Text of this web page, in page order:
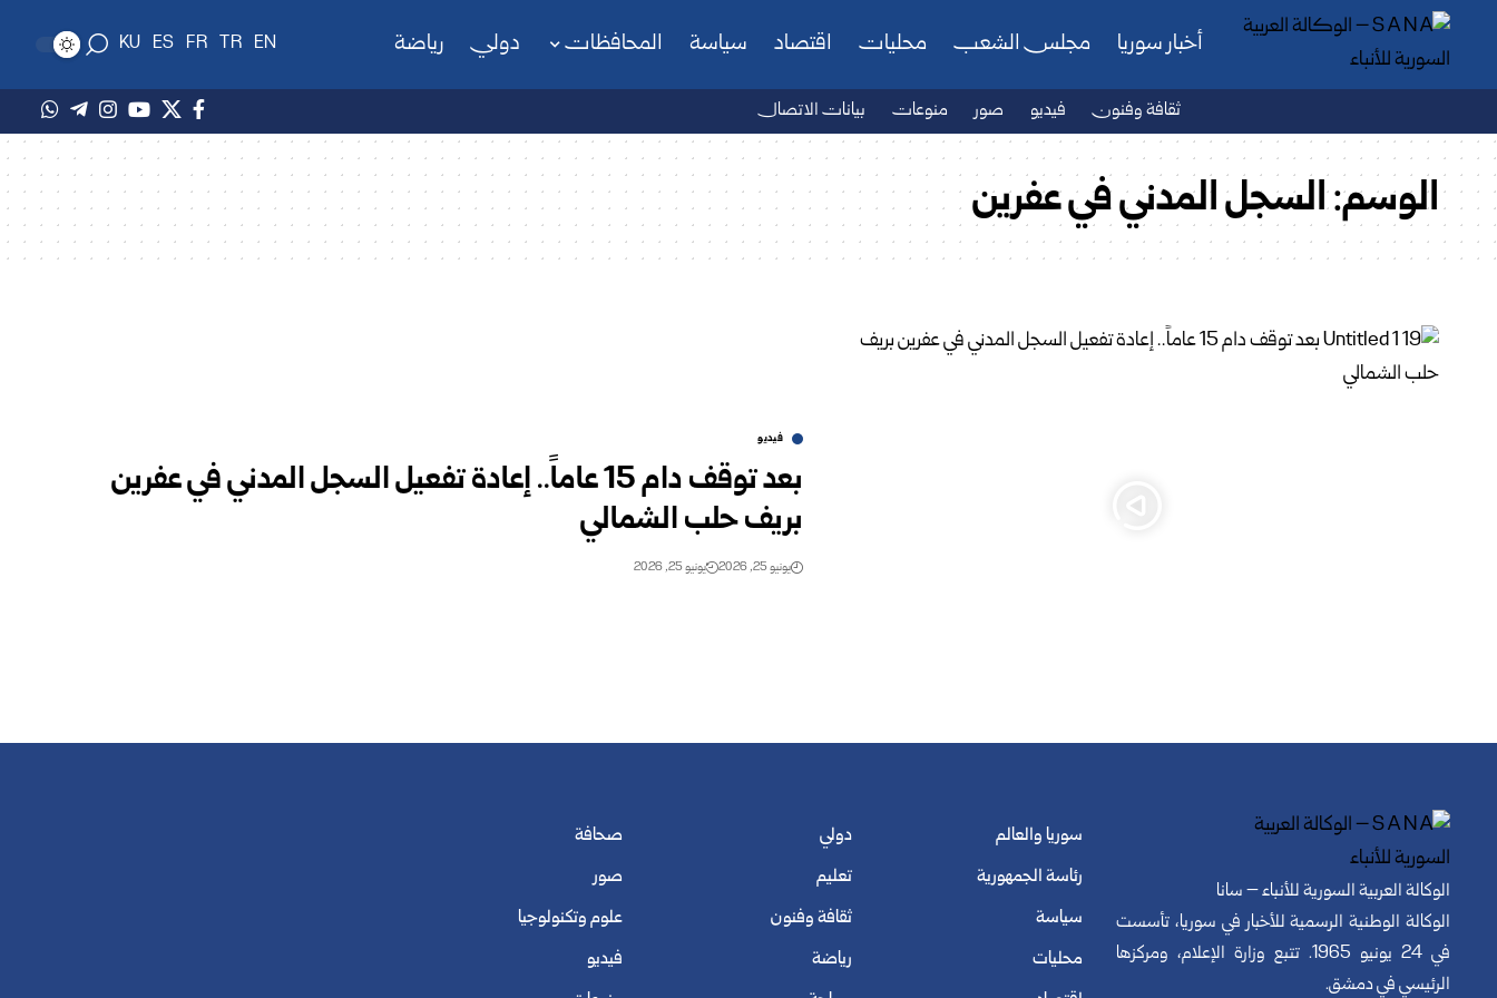
أخبار سوريا مجلس الشعب محليات اقتصاد سياسة المحافظات دولي رياضة EN
TR
FR
ES
KU
ثقافة وفنون فيديو صور منوعات بيانات الاتصال
الوسم:السجل المدني في عفرين
فيديو
بعد توقف دام 15 عاماً.. إعادة تفعيل السجل المدني في عفرين
بريف حلب الشمالي
يونيو 25, 2026 يونيو 25, 2026
الوكالة العربية السورية للأنباء – سانا
الوكالة الوطنية الرسمية للأخبار في سوريا، تأسست
في 24 يونيو 1965. تتبع وزارة الإعلام، ومركزها
الرئيسي في دمشق.
سوريا والعالم
رئاسة الجمهورية
سياسة
محليات
دولي
تعليم
ثقافة وفنون
رياضة
صحافة
صور
علوم وتكنولوجيا
فيديو